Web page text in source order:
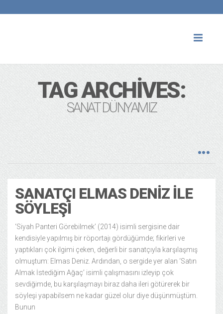
TAG ARCHIVES:
SANAT DÜNYAMIZ
SANATÇI ELMAS DENIZ ILE
SÖYLEŞI
‘Siyah Panteri Görebilmek’ (2014) isimli sergisine dair
kendisiyle yapılmış bir röportajı gördüğümde; fikirleri ve
yaptıkları çok ilgimi çeken, değerli bir sanatçıyla karşılaşmış
olmuştum: Elmas Deniz. Ardından, o sergide yer alan ‘Satın
Almak İstediğim Ağaç’ isimli çalışmasını izleyip çok
sevdiğimde, bu karşılaşmayı biraz daha ileri götürerek bir
söyleşi yapabilsem ne kadar güzel olur diye düşünmüştüm.
Bunun